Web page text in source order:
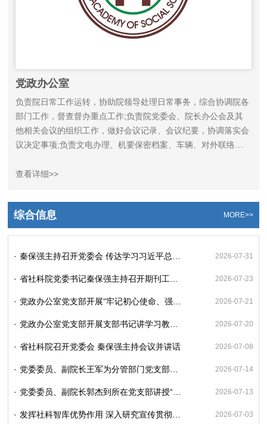
党政办公室
负责院日常工作运转，协助院领导处理日常事务，综合协调院各
部门工作，督查督办重点工作;负责院党委会、院长办公会及其
他相关会议的组织工作，做好会议记录、会议纪要，协调落实会
议决定事项;负责文电办理、机要保密档案、车辆、对外联络、
查看详细>>
综合信息 MORE>>
· 秦保强主持召开党委会 传达学习习近平总书记近期重要讲话精神 研究省委巡视反馈意见整改等工作 2026-07-31
· 省社科院党委书记秦保强主持召开期刊工作调研座谈会 2026-07-23
· 党政办公室党支部开展“牢记初心使命、强化政治忠诚”主题党日活动 2026-07-21
· 党政办公室党支部开展支部书记讲学习教育专题党课活动 2026-07-20
· 省社科院召开党委会 秦保强主持会议并讲话 2026-07-08
· 党委委员、副院长王军为分管部门党支部讲授“七一”专题党课 2026-07-14
· 党委委员、副院长郭杰到所在党支部讲授“七一”专题党课 2026-07-13
· 发挥社科智库优势作用 深入研究宣传贯彻习近平党建思想 2026-07-03